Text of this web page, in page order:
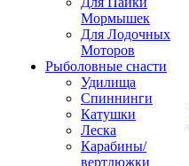
Мормышек
Для Лодочных
Моторов
Рыболовные снасти
Удилища
Спиннинги
Катушки
Леска
Карабины/
вертлюжки